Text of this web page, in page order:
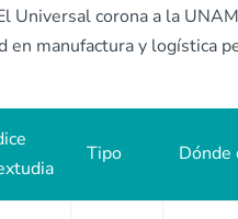
Universal corona a la
en manufactura y logística
Tipo Dónde